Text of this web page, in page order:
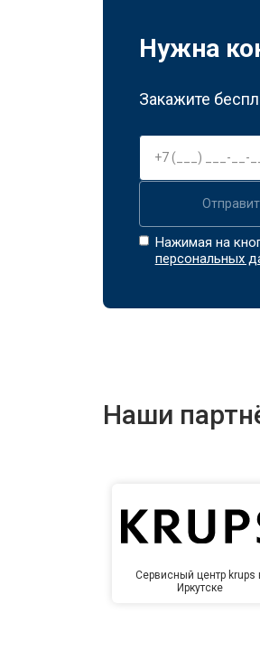
Нужна
Закажите
Нажимая на
персональных
Наши
Сервисный центр krups
Иркутске